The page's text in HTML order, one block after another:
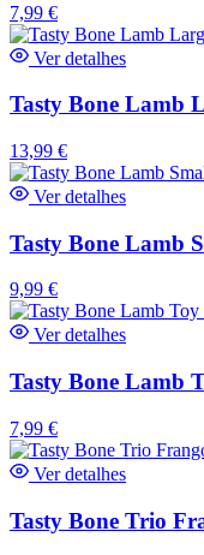
7,99 €
Ver detalhes
Tasty Bone Lamb
13,99 €
Ver detalhes
Tasty Bone Lamb
9,99 €
Ver detalhes
Tasty Bone Lamb
7,99 €
Ver detalhes
Tasty Bone Trio